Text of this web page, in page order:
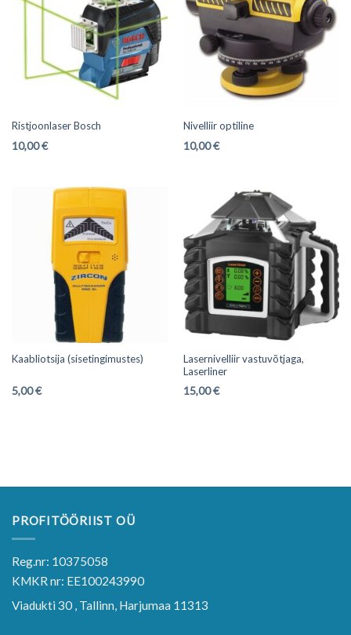
Ristjoonlaser Bosch
10,00€
Nivelliir optiline
10,00€
Kaabliotsija (sisetingimustes)
5,00€
Lasernivelliir vastuvõtjaga,
Laserliner
15,00€
PROFITÖÖRIIST OÜ
Reg.nr: 10375058
KMKR nr: EE100243990
Viadukti 30 , Tallinn, Harjumaa 11313